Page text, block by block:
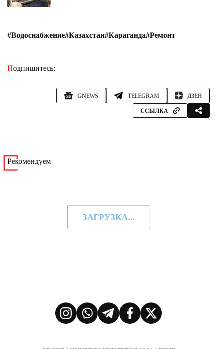
#Водоснабжение#Казахстан#Караганда#Ремонт
Подпишитесь:
GNEWS TELEGRAM ДЗЕН
ССЫЛКА
Рекомендуем
ЗАГРУЗКА...